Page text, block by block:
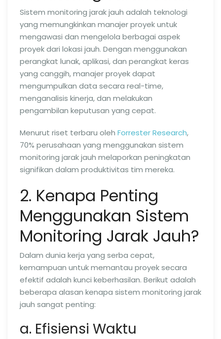
Sistem monitoring jarak jauh adalah teknologi
yang memungkinkan manajer proyek untuk
mengawasi dan mengelola berbagai aspek
proyek dari lokasi jauh. Dengan menggunakan
perangkat lunak, aplikasi, dan perangkat keras
yang canggih, manajer proyek dapat
mengumpulkan data secara real-time,
menganalisis kinerja, dan melakukan
pengambilan keputusan yang cepat.
Menurut riset terbaru oleh Forrester Research,
70% perusahaan yang menggunakan sistem
monitoring jarak jauh melaporkan peningkatan
signifikan dalam produktivitas tim mereka.
2. Kenapa Penting
Menggunakan Sistem
Monitoring Jarak Jauh?
Dalam dunia kerja yang serba cepat,
kemampuan untuk memantau proyek secara
efektif adalah kunci keberhasilan. Berikut adalah
beberapa alasan kenapa sistem monitoring jarak
jauh sangat penting:
a. Efisiensi Waktu